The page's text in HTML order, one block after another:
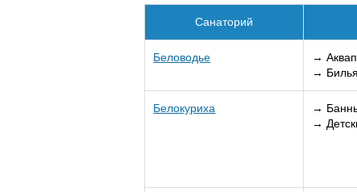
Санаторий
Беловодье
→
→
Белокуриха
→
→